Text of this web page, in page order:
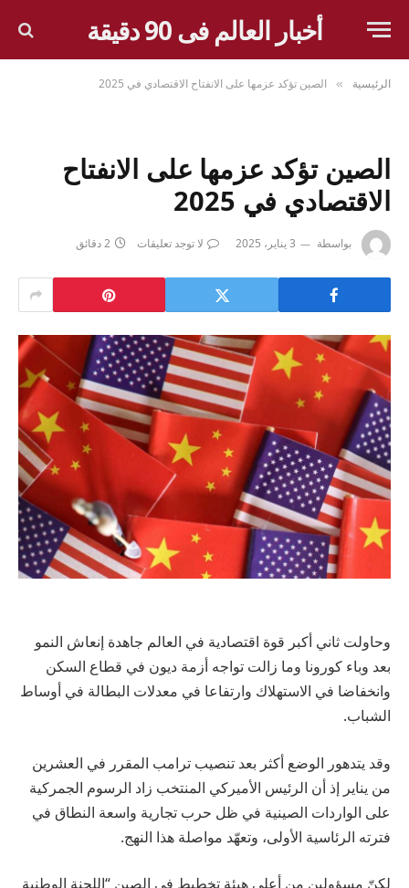
أخبار العالم فى 90 دقيقة
الرئيسية » الصين تؤكد عزمها على الانفتاح الاقتصادي في 2025
الصين تؤكد عزمها على الانفتاح
الاقتصادي في 2025
بواسطة 3 يناير، 2025 لا توجد تعليقات 2 دقائق
وحاولت ثاني أكبر قوة اقتصادية في العالم جاهدة إنعاش النمو
بعد وباء كورونا وما زالت تواجه أزمة ديون في قطاع السكن
وانخفاضا في الاستهلاك وارتفاعا في معدلات البطالة في أوساط
الشباب.
وقد يتدهور الوضع أكثر بعد تنصيب ترامب المقرر في العشرين
من يناير إذ أن الرئيس الأميركي المنتخب زاد الرسوم الجمركية
على الواردات الصينية في ظل حرب تجارية واسعة النطاق في
فترته الرئاسية الأولى، وتعهّد مواصلة هذا النهج.
لكنّ مسؤولين من أعلى هيئة تخطيط في الصين “اللجنة الوطنية